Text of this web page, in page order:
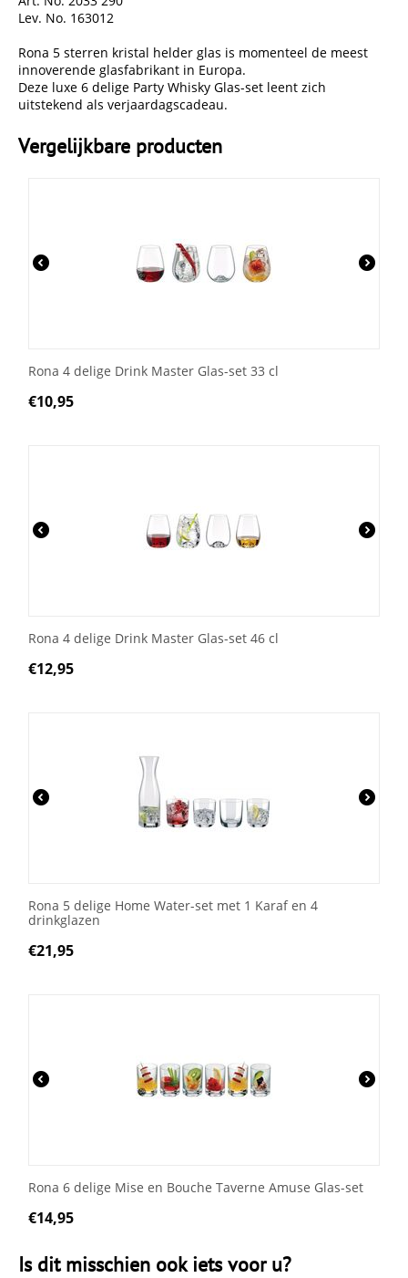
Lev. No. 163012
Rona 5 sterren kristal helder glas is momenteel de meest
innoverende glasfabrikant in Europa.
Deze luxe 6 delige Party Whisky Glas-set leent zich
uitstekend als verjaardagscadeau.
Vergelijkbare producten
Rona 4 delige Drink Master Glas-set 33 cl
€10,95
Rona 4 delige Drink Master Glas-set 46 cl
€12,95
Rona 5 delige Home Water-set met 1 Karaf en 4
drinkglazen
€21,95
Rona 6 delige Mise en Bouche Taverne Amuse Glas-set
€14,95
Is dit misschien ook iets voor u?